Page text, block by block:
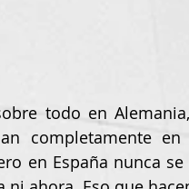
todo en
completamente
en España nunca